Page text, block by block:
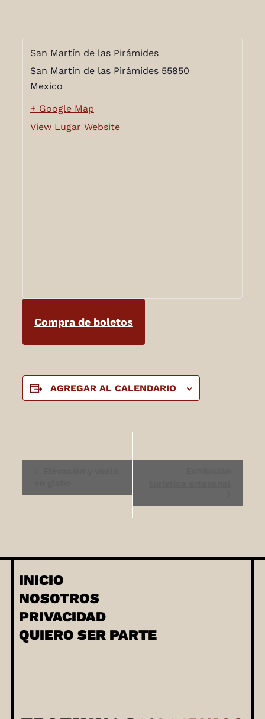
San Martín de las Pirámides
San Martín de las Pirámides 55850
Mexico
+ Google Map
View Lugar Website
Compra de boletos
AGREGAR AL CALENDARIO
INICIO
NOSOTROS
PRIVACIDAD
QUIERO SER PARTE